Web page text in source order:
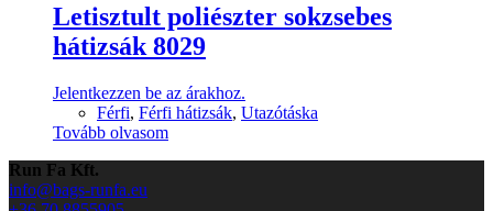
Letisztult poliészter sokzsebes
hátizsák 8029
Jelentkezzen be az árakhoz.
Férfi, Férfi hátizsák, Utazótáska
Tovább olvasom
Run Fa Kft.
info@bags-runfa.eu